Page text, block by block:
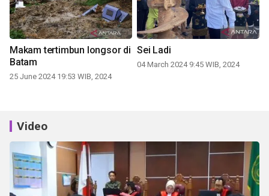
Makam tertimbun longsor di
Batam
25 June 2024 19:53 WIB, 2024
Sei Ladi
04 March 2024 9:45 WIB, 2024
Video